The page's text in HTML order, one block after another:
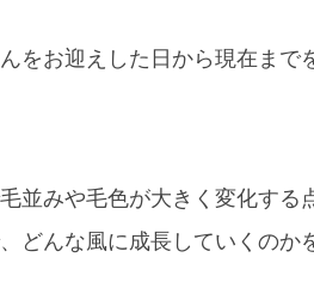
をお迎えした日から現在まで
並みや毛色が大きく変化する
どんな風に成長していくのか